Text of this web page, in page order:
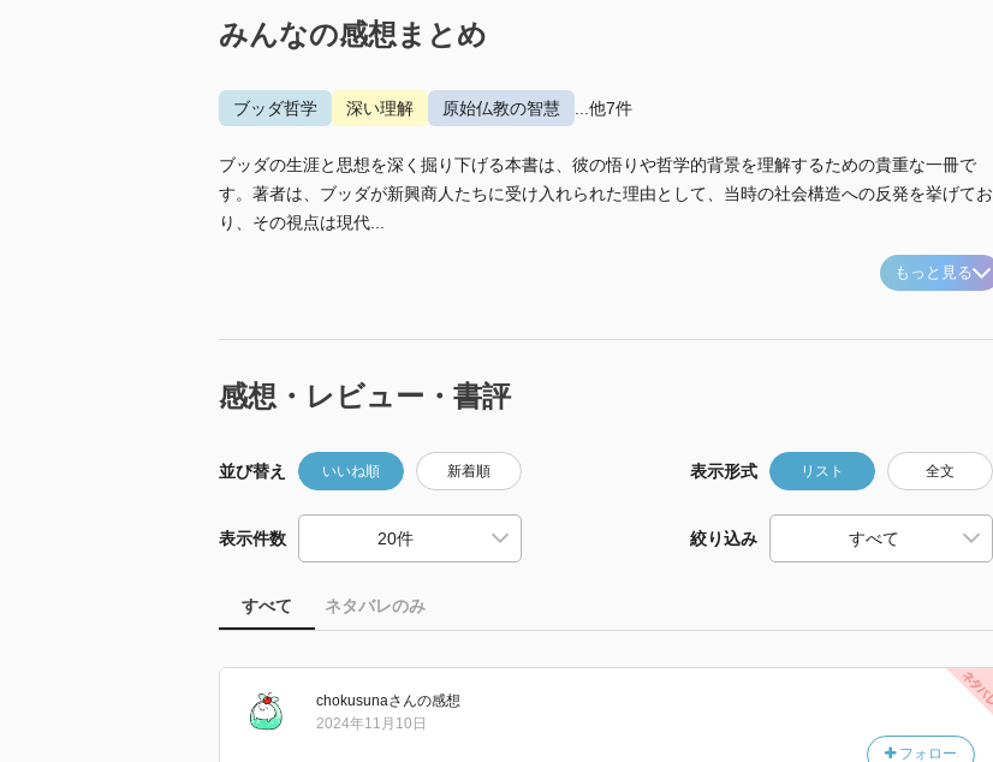
みんなの感想まとめ
ブッダ哲学 深い理解 原始仏教の智慧 ...他7件
ブッダの生涯と思想を深く掘り下げる本書は、彼の悟りや哲学的背景を理解するための貴重な一冊で
す。著者は、ブッダが新興商人たちに受け入れられた理由として、当時の社会構造への反発を挙げてお
り、その視点は現代...
もっと見る
感想・レビュー・書評
並び替え いいね順 新着順 表示形式 リスト 全文
表示件数 絞り込み
すべて ネタバレのみ
chokusunaさんの感想
フォロー
2024年11月10日